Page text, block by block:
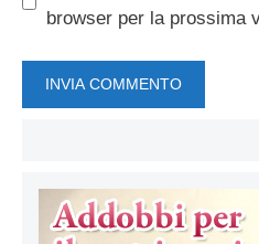
browser per la prossima